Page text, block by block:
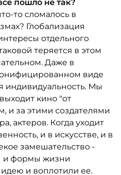
пошло не так?
то сломалось в
Глобализация
отдельного
теряется в этом
Даже в
виде
индивидуальность. Мы
кино "от
и за этими создателями
актеров. Когда уходит
и в искусстве, и в
замешательство -
и формы жизни
и воплотили ее.